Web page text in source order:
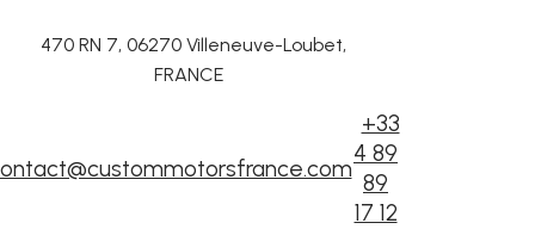
470 RN 7, 06270 Villeneuve-Loubet,
FRANCE
+33
4 89
89
17 12